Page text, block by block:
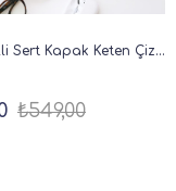
A5 Spiralli Sert Kapak Keten Çizgili Tarihsiz Not Defteri Yeşil
₺549,00